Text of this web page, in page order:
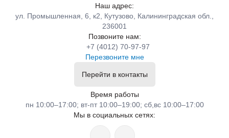
Наш адрес:
ул. Промышленная, 6, к2, Кутузово, Калининградская обл.,
236001
Позвоните нам:
+7 (4012) 70-97-97
Перезвоните мне
Перейти в контакты
Время работы
пн 10:00–17:00; вт-пт 10:00–19:00; сб,вс 10:00–17:00
Мы в социальных сетях: